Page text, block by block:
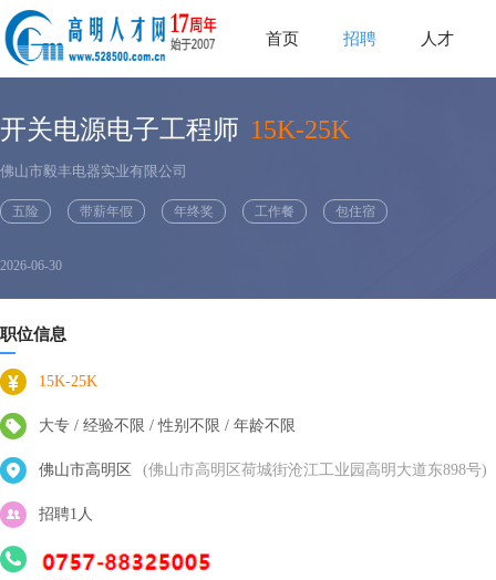
首页 招聘 人才
开关电源电子工程师 15K-25K
佛山市毅丰电器实业有限公司
五险 带薪年假 年终奖 工作餐 包住宿
2026-06-30
职位信息
15K-25K
大专 / 经验不限 / 性别不限 / 年龄不限
佛山市高明区 (佛山市高明区荷城街沧江工业园高明大道东898号)
招聘1人